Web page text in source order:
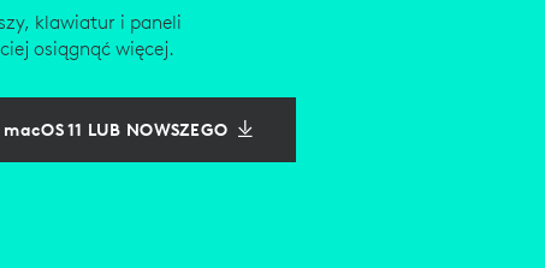
klawiatur i paneli
osiągnąć więcej.
11 LUB NOWSZEGO